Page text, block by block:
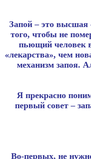
Запой – это высшая
того, чтобы не
пьющий человек
«лекарства», чем
механизм запоя.
Я прекрасно
первый совет –
Во-первых, не